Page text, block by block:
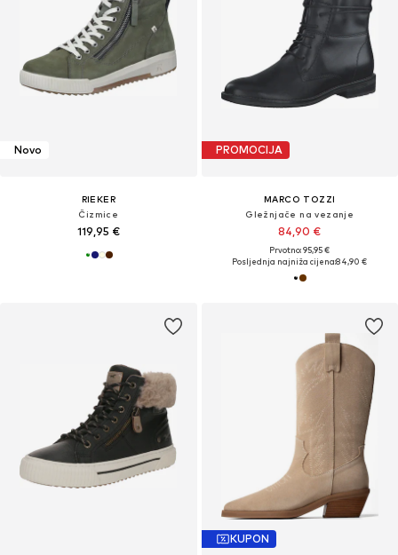
Novo
RIEKER
Čizmice
119,95 €
PROMOCIJA
MARCO TOZZI
Gležnjače na vezanje
84,90 €
Prvotno: 95,95 €
Posljednja najniža cijena:84,90 €
KUPON